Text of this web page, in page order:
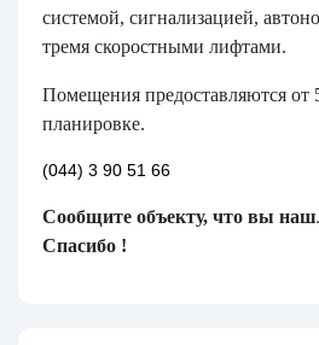
системой, сигнализацией,
тремя скоростными лифтами.
Помещения предоставляются от
планировке.
(044) 3 90 51 66
Сообщите объекту, что вы
Спасибо !